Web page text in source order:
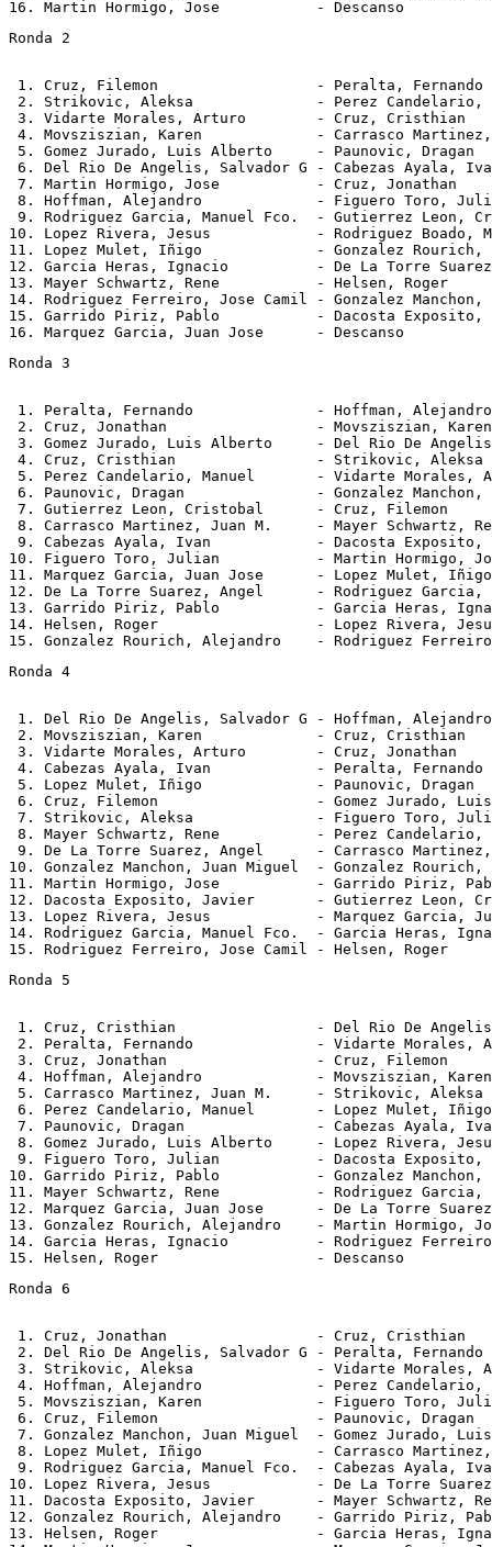
Ronda 2
1. Cruz, Filemon                  - Peralta,
2. Strikovic, Aleksa              - Perez Candelario,
3. Vidarte Morales, Arturo        - Cruz,
4. Movsziszian, Karen             - Carrasco
5. Gomez Jurado, Luis Alberto     - Paunovic,
6. Del Rio De Angelis, Salvador G - Cabezas
7. Martin Hormigo, Jose           - Cruz,
8. Hoffman, Alejandro             - Figuero Toro,
9. Rodriguez Garcia, Manuel Fco.  - Gutierrez
10. Lopez Rivera, Jesus            - Rodriguez
11. Lopez Mulet, Iñigo             - Gonzalez Rourich,
12. Garcia Heras, Ignacio          - De La Torre
13. Mayer Schwartz, Rene           - Helsen,
14. Rodriguez Ferreiro, Jose Camil - Gonzalez
15. Garrido Piriz, Pablo           - Dacosta
Ronda 3
1. Peralta, Fernando              - Hoffman,
2. Cruz, Jonathan                 - Movsziszian,
3. Gomez Jurado, Luis Alberto     - Del Rio De
4. Cruz, Cristhian                - Strikovic,
5. Perez Candelario, Manuel       - Vidarte
6. Paunovic, Dragan               - Gonzalez Manchon,
7. Gutierrez Leon, Cristobal      - Cruz,
8. Carrasco Martinez, Juan M.     - Mayer
9. Cabezas Ayala, Ivan            - Dacosta
10. Figuero Toro, Julian           - Martin Hormigo,
11. Marquez Garcia, Juan Jose      - Lopez Mulet,
12. De La Torre Suarez, Angel      - Rodriguez Garcia,
13. Garrido Piriz, Pablo           - Garcia Heras,
14. Helsen, Roger                  - Lopez Rivera,
Ronda 4
1. Del Rio De Angelis, Salvador G - Hoffman,
2. Movsziszian, Karen             - Cruz,
3. Vidarte Morales, Arturo        - Cruz,
4. Cabezas Ayala, Ivan            - Peralta,
5. Lopez Mulet, Iñigo             - Paunovic,
6. Cruz, Filemon                  - Gomez Jurado,
7. Strikovic, Aleksa              - Figuero Toro,
8. Mayer Schwartz, Rene           - Perez
9. De La Torre Suarez, Angel      - Carrasco
10. Gonzalez Manchon, Juan Miguel  - Gonzalez
11. Martin Hormigo, Jose           - Garrido Piriz,
12. Dacosta Exposito, Javier       - Gutierrez Leon,
13. Lopez Rivera, Jesus            - Marquez Garcia,
14. Rodriguez Garcia, Manuel Fco.  - Garcia Heras,
Ronda 5
1. Cruz, Cristhian                - Del Rio De Angelis,
2. Peralta, Fernando              - Vidarte
3. Cruz, Jonathan                 - Cruz, Filemon
4. Hoffman, Alejandro             - Movsziszian,
5. Carrasco Martinez, Juan M.     - Strikovic,
6. Perez Candelario, Manuel       - Lopez Mulet,
7. Paunovic, Dragan               - Cabezas Ayala,
8. Gomez Jurado, Luis Alberto     - Lopez Rivera,
9. Figuero Toro, Julian           - Dacosta
10. Garrido Piriz, Pablo           - Gonzalez Manchon,
11. Mayer Schwartz, Rene           - Rodriguez Garcia,
12. Marquez Garcia, Juan Jose      - De La Torre
13. Gonzalez Rourich, Alejandro    - Martin
14. Garcia Heras, Ignacio          - Rodriguez
Ronda 6
1. Cruz, Jonathan                 - Cruz,
2. Del Rio De Angelis, Salvador G - Peralta,
3. Strikovic, Aleksa              - Vidarte Morales,
4. Hoffman, Alejandro             - Perez
5. Movsziszian, Karen             - Figuero Toro,
6. Cruz, Filemon                  - Paunovic,
7. Gonzalez Manchon, Juan Miguel  - Gomez Jurado,
8. Lopez Mulet, Iñigo             - Carrasco
9. Rodriguez Garcia, Manuel Fco.  - Cabezas
10. Lopez Rivera, Jesus            - De La Torre
11. Dacosta Exposito, Javier       - Mayer Schwartz,
12. Gonzalez Rourich, Alejandro    - Garrido Piriz,
13. Helsen, Roger                  - Garcia Heras,